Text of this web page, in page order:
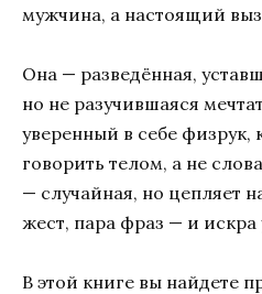
мужчина, а настоящий
Она — разведённая,
но не разучившаяся
уверенный в себе физрук,
говорить телом, а не
— случайная, но цепляет
жест, пара фраз — и искра
В этой книге вы найдете